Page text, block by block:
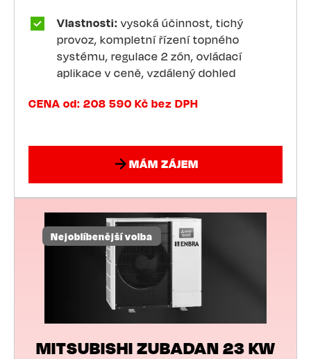
Vlastnosti: vysoká účinnost, tichý
provoz, kompletní řízení topného
systému, regulace 2 zón, ovládací
aplikace v ceně, vzdálený dohled
CENA od: 208 590 Kč bez DPH
MÁM ZÁJEM
Nejoblíbenější volba
MITSUBISHI ZUBADAN 23 KW